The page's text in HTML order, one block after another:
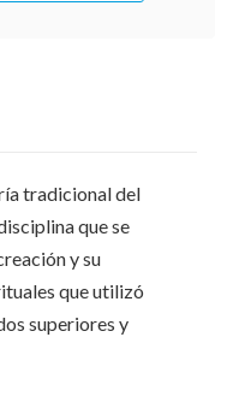
tradicional del
que se
y su
que utilizó
superiores y